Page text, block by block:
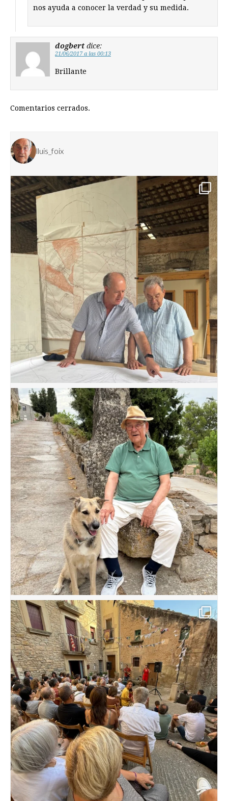
nos ayuda a conocer la verdad y su medida.
dogbert dice:
21/06/2017 a las 00:13
Brillante
Comentarios cerrados.
lluis_foix